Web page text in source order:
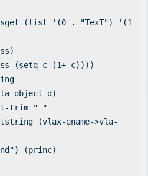
(list '(0 . "TexT") '(1
(setq c (1+ c))))
object d)
" "
(vlax-ename->vla-
(princ)